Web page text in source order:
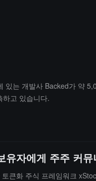
는 개발사 Backed가 약
고 있습니다.
자에게 주주 커
화 주식 프레임워크